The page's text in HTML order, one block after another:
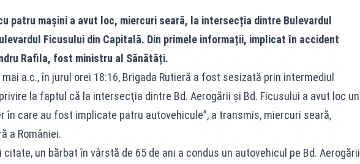
patru mașini a avut loc, miercuri seară, la intersecția dintre Bulevardul
Ficusului din Capitală. Din primele informații, implicat în accident
Rafila, fost ministru al Sănătăți.
mai a.c., în jurul orei 18:16, Brigada Rutieră a fost sesizată prin intermediul
la faptul că la intersecţia dintre Bd. Aerogării şi Bd. Ficusului a avut loc un
în care au fost implicate patru autovehicule”, a transmis, miercuri seară,
a României.
un bărbat în vârstă de 65 de ani a condus un autovehicul pe Bd. Aerogării